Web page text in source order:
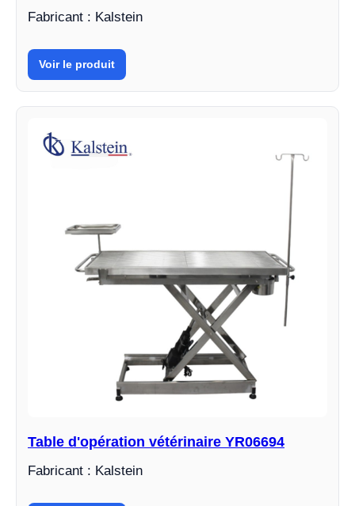
Fabricant : Kalstein
Voir le produit
Table d'opération vétérinaire YR06694
Fabricant : Kalstein